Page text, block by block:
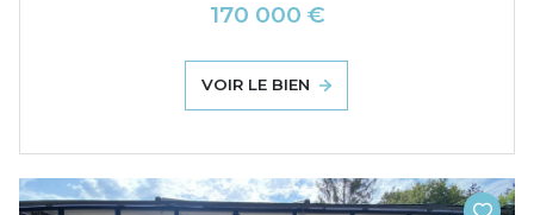
170 000 €
VOIR LE BIEN